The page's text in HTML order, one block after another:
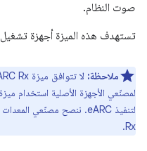
صوت النظام.
تستهدف هذه الميزة أجهزة تشغيل Android TV CEC فقط.
ملاحظة:
Rx.